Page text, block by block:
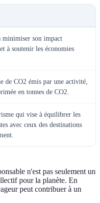
minimiser son impact
à soutenir les économies
de CO2 émis par une activité,
en tonnes de CO2.
qui vise à équilibrer les
avec ceux des destinations
n'est pas seulement un
pour la planète. En
peut contribuer à un